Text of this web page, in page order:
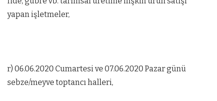
yapan işletmeler,
r) 06.06.2020 Cumartesi ve 07.06.2020 Pazar günü
sebze/meyve toptancı halleri,